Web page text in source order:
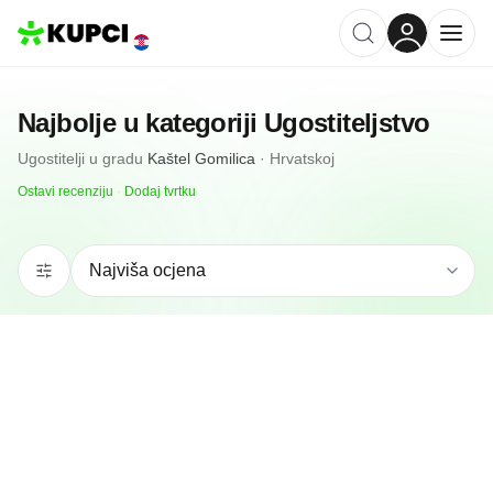
Najbolje u kategoriji Ugostiteljstvo
Ugostitelji u gradu Kaštel Gomilica · Hrvatskoj
Ostavi recenziju · Dodaj tvrtku